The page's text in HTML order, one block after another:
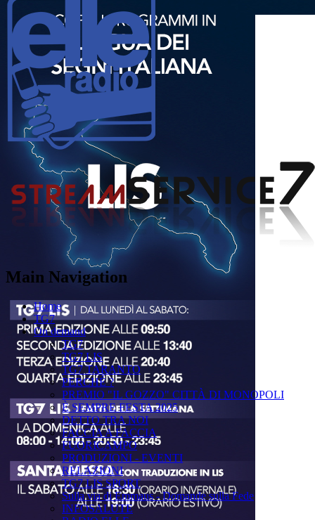
Main Navigation
Home
TG7
On demand
TG7
TG7 LIS
TG7 TARANTO
PERCHÉ ?
PREMIO "IL GOZZO" CITTÀ DI MONOPOLI
È SEMPRE FESTA 2025
DETTO TRA NOI
FACCIA A FACCIA
FUORICAMPO
PRODUZIONI - EVENTI
RELAZIONI
TG7 LIS SPORT
Sulla via di Emmaus - Domande sulla Fede
INFOSALUTE